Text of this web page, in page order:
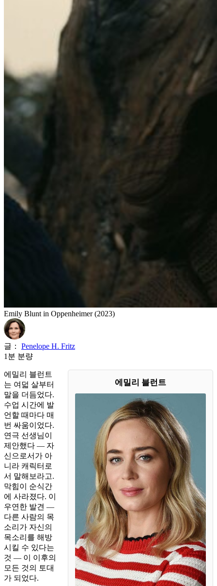
Emily Blunt in Oppenheimer (2023)
글：
Penelope H. Fritz
1분 분량
에밀리 블런트
에밀리 블런트
는 여덟 살부터
말을 더듬었다.
수업 시간에 발
언할 때마다 매
번 싸움이었다.
연극 선생님이
제안했다 — 자
신으로서가 아
니라 캐릭터로
서 말해보라고.
막힘이 순식간
에 사라졌다. 이
우연한 발견 —
다른 사람의 목
소리가 자신의
목소리를 해방
시킬 수 있다는
것 — 이 이후의
모든 것의 토대
가 되었다.